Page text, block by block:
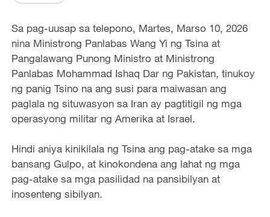
Sa pag-uusap sa telepono, Martes, Marso 10, 2026
nina Ministrong Panlabas Wang Yi ng Tsina at
Pangalawang Punong Ministro at Ministrong
Panlabas Mohammad Ishaq Dar ng Pakistan, tinukoy
ng panig Tsino na ang susi para maiwasan ang
paglala ng situwasyon sa Iran ay pagtitigil ng mga
operasyong militar ng Amerika at Israel.
Hindi aniya kinikilala ng Tsina ang pag-atake sa mga
bansang Gulpo, at kinokondena ang lahat ng mga
pag-atake sa mga pasilidad na pansibilyan at
inosenteng sibilyan.